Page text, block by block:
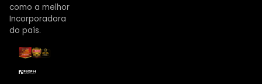
como a melhor
Incorporadora
do país.